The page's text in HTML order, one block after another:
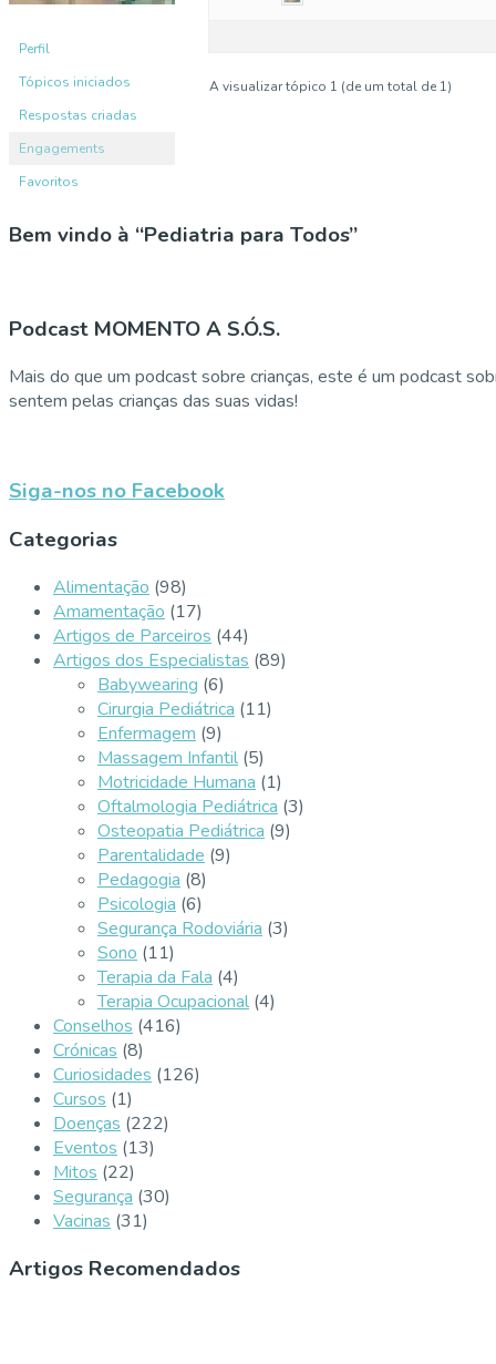
Perfil
Tópicos iniciados
Respostas criadas
Engagements
Favoritos
A visualizar tópico 1 (de um total de 1)
Bem vindo à “Pediatria para Todos”
Podcast MOMENTO A S.Ó.S.
Mais do que um podcast sobre crianças, este é um podcast
sentem pelas crianças das suas vidas!
Siga-nos no Facebook
Categorias
Alimentação (98)
Amamentação (17)
Artigos de Parceiros (44)
Artigos dos Especialistas (89)
Babywearing (6)
Cirurgia Pediátrica (11)
Enfermagem (9)
Massagem Infantil (5)
Motricidade Humana (1)
Oftalmologia Pediátrica (3)
Osteopatia Pediátrica (9)
Parentalidade (9)
Pedagogia (8)
Psicologia (6)
Segurança Rodoviária (3)
Sono (11)
Terapia da Fala (4)
Terapia Ocupacional (4)
Conselhos (416)
Crónicas (8)
Curiosidades (126)
Cursos (1)
Doenças (222)
Eventos (13)
Mitos (22)
Segurança (30)
Vacinas (31)
Artigos Recomendados